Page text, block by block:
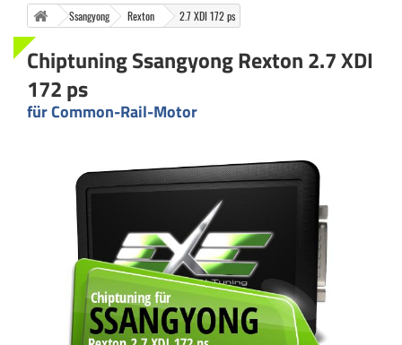
Ssangyong Rexton 2.7 XDI 172 ps
Chiptuning Ssangyong Rexton 2.7 XDI
172 ps
für Common-Rail-Motor